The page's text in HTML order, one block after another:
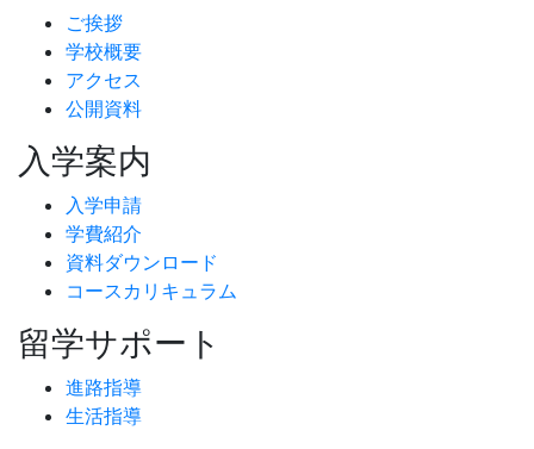
ご挨拶
学校概要
アクセス
公開資料
入学案内
入学申請
学費紹介
資料ダウンロード
コースカリキュラム
留学サポート
進路指導
生活指導